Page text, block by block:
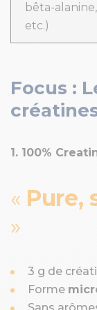
bêta-alanine,
etc.)
Focus :
1. 100%
Pure,
3 g de
Forme